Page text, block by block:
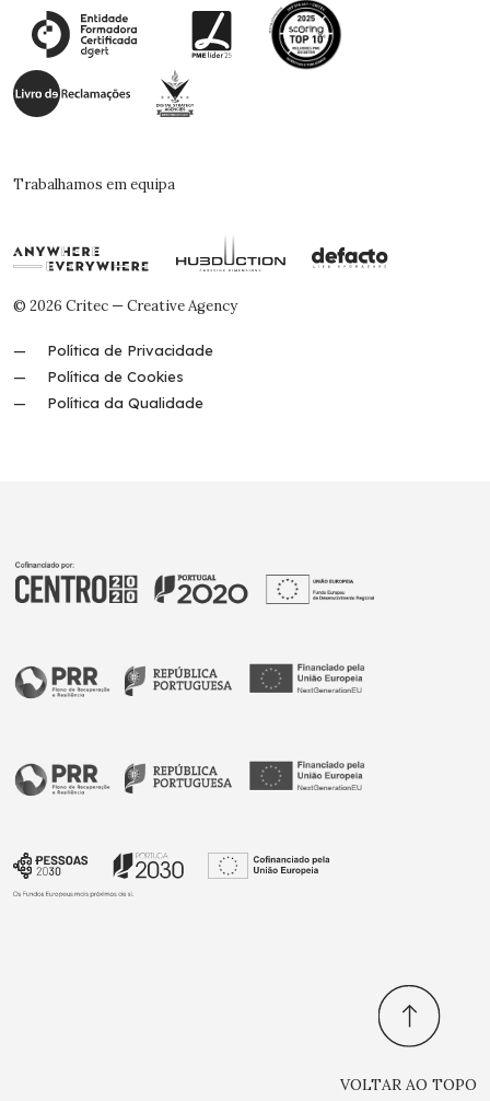
Trabalhamos em equipa
© 2026 Critec — Creative Agency
Política de Privacidade
Política de Cookies
Política da Qualidade
VOLTAR AO TOPO